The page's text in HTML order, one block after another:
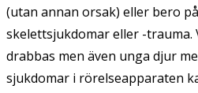
(utan annan orsak) eller bero
skelettsjukdomar eller -
drabbas men även unga djur
sjukdomar i rörelseapparaten